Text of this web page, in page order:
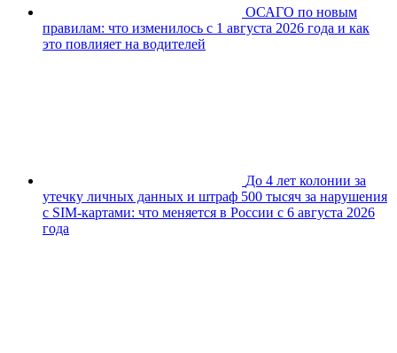
ОСАГО по новым
правилам: что изменилось с 1 августа 2026 года и как
это повлияет на водителей
До 4 лет колонии за
утечку личных данных и штраф 500 тысяч за нарушения
с SIM-картами: что меняется в России с 6 августа 2026
года